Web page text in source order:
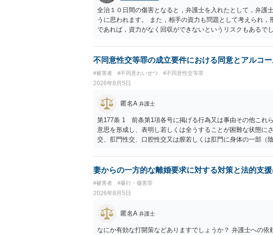
全治１０日間の傷害となると，弁護士を入れたとして，弁護
うに思われます。 また，相手の資力も問題として考えられ
であれば，資力がなく回収ができないというリスクもあるでし
不同意性交等罪の成立要件における同意とアルコ
#被害者 #不同意わいせつ #不同意性交等罪
2026年8月5日
匿名A 弁護士
第177条 1 前条第1項各号に掲げる行為又は事由その他これ
意思を形成し、表明し若しくは全うすることが困難な状態に
交、肛門性交、口腔性交又は膣若しくは肛門に身体の一部（
係の有無にかかわらず、5年以上の有期拘禁刑に処する。 第
に類する行為又は事由により、同意しない意思を形成し、表
上10年以下の拘禁刑に処する。 ③アルコール若しくは薬物を
と。 以上の通りですから、アルコール摂取だけでなく、「
することが困難な状態」であることが必要です。
妻からの一方的な離婚要求に対する対策と法的支援
#被害者 #暴行・傷害罪
2026年8月5日
匿名A 弁護士
なにか有効な打開策などありますでしょうか？ 弁護士への